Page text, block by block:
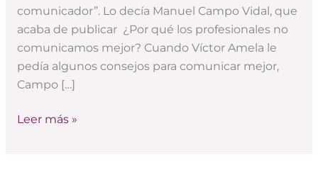
comunicador”. Lo decía Manuel Campo Vidal, que
acaba de publicar ¿Por qué los profesionales no
comunicamos mejor? Cuando Víctor Amela le
pedía algunos consejos para comunicar mejor,
Campo […]
Leer más »